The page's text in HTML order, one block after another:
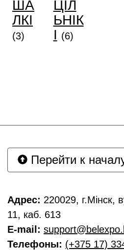
ША
ЛКІ
(3)
ЦІЛ
ЬНІК
І (6)
Перейти к
Адрес: 220029, г.Мінск,
11, каб. 613
E-mail:
Телефоны: (+375 17)